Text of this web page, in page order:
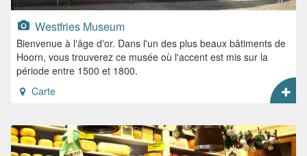
Westfries Museum
Bienvenue à l'âge d'or. Dans l'un des plus beaux bâtiments de
Hoorn, vous trouverez ce musée où l'accent est mis sur la
période entre 1500 et 1800.
Carte